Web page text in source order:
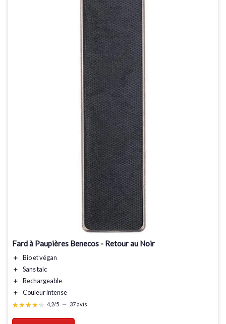
Fard à Paupières Benecos - Retour au Noir
＋ Bioet végan
＋
Sans talc
＋
Rechargeable
＋
Couleur intense
★★★★★
★★★★★ 4,2/5 — 37 avis